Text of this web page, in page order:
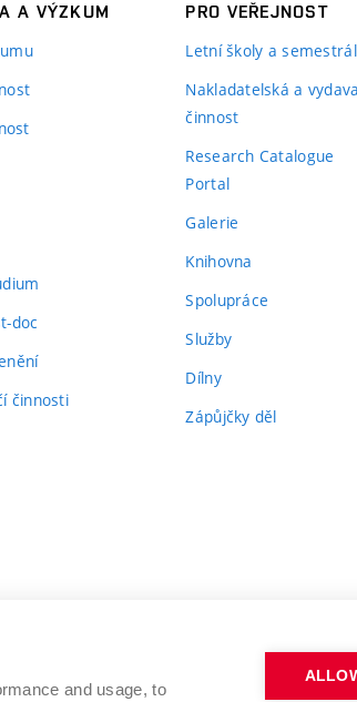
A VÝZKUM
doc
činnosti
PRO VEŘEJNOST
Letní školy a
Nakladatelská a
činnost
Research Catalogue
Portal
Galerie
Knihovna
Spolupráce
Služby
Dílny
Zápůjčky děl
and usage, to